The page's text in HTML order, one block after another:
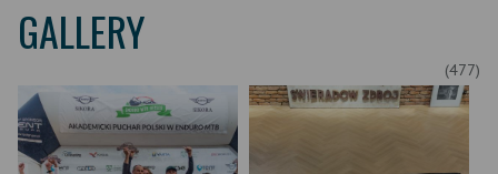
GALLERY
(477)